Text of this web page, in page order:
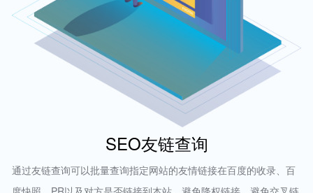
SEO友链查询
通过友链查询可以批量查询指定网站的友情链接在百度的收录、百